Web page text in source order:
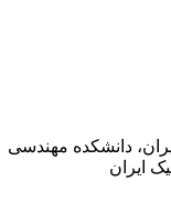
دانشکده مهندسی
ایران